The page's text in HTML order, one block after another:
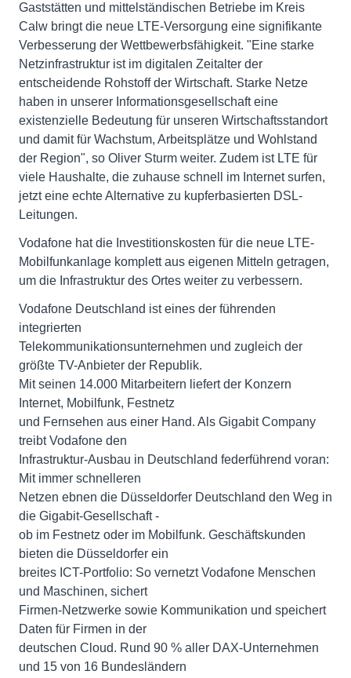
Gaststätten und mittelständischen Betriebe im Kreis
Calw bringt die neue LTE-Versorgung eine signifikante
Verbesserung der Wettbewerbsfähigkeit. "Eine starke
Netzinfrastruktur ist im digitalen Zeitalter der
entscheidende Rohstoff der Wirtschaft. Starke Netze
haben in unserer Informationsgesellschaft eine
existenzielle Bedeutung für unseren Wirtschaftsstandort
und damit für Wachstum, Arbeitsplätze und Wohlstand
der Region", so Oliver Sturm weiter. Zudem ist LTE für
viele Haushalte, die zuhause schnell im Internet surfen,
jetzt eine echte Alternative zu kupferbasierten DSL-
Leitungen.
Vodafone hat die Investitionskosten für die neue LTE-
Mobilfunkanlage komplett aus eigenen Mitteln getragen,
um die Infrastruktur des Ortes weiter zu verbessern.
Vodafone Deutschland ist eines der führenden
integrierten
Telekommunikationsunternehmen und zugleich der
größte TV-Anbieter der Republik.
Mit seinen 14.000 Mitarbeitern liefert der Konzern
Internet, Mobilfunk, Festnetz
und Fernsehen aus einer Hand. Als Gigabit Company
treibt Vodafone den
Infrastruktur-Ausbau in Deutschland federführend voran:
Mit immer schnelleren
Netzen ebnen die Düsseldorfer Deutschland den Weg in
die Gigabit-Gesellschaft -
ob im Festnetz oder im Mobilfunk. Geschäftskunden
bieten die Düsseldorfer ein
breites ICT-Portfolio: So vernetzt Vodafone Menschen
und Maschinen, sichert
Firmen-Netzwerke sowie Kommunikation und speichert
Daten für Firmen in der
deutschen Cloud. Rund 90 % aller DAX-Unternehmen
und 15 von 16 Bundesländern